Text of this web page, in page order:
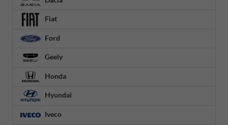
Fiat
Ford
Geely
Honda
Hyundai
Iveco